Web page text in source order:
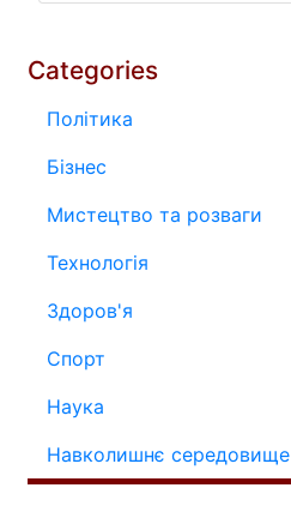
Categories
Політика
Бізнес
Мистецтво та розваги
Технологія
Здоров'я
Спорт
Наука
Навколишнє середовище